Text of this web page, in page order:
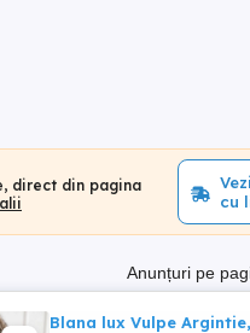
direct din pagina
cu
Anunțuri pe
Blana lux Vulpe